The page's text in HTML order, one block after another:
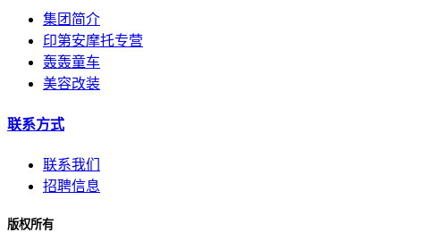
集团简介
印第安摩托专营
轰轰童车
美容改装
联系方式
联系我们
招聘信息
版权所有